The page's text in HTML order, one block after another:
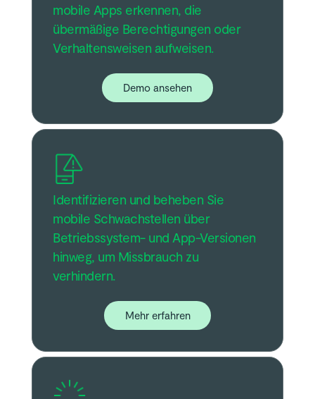
mobile Apps erkennen, die
übermäßige Berechtigungen oder
Verhaltensweisen aufweisen.
Demo ansehen
Identifizieren und beheben Sie
mobile Schwachstellen über
Betriebssystem- und App-Versionen
hinweg, um Missbrauch zu
verhindern.
Mehr erfahren